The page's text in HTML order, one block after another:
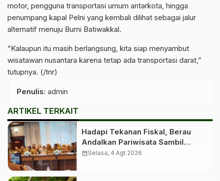
motor, pengguna transportasi umum antarkota, hingga
penumpang kapal Pelni yang kembali dilihat sebagai jalur
alternatif menuju Bumi Batiwakkal.
“Kalaupun itu masih berlangsung, kita siap menyambut
wisatawan nusantara karena tetap ada transportasi darat,”
tutupnya. (/tnr)
Penulis: admin
ARTIKEL TERKAIT
Hadapi Tekanan Fiskal, Berau
Andalkan Pariwisata Sambil
Menanti Dana Transfer Pusat
calendar_monthSelasa, 4 Agt 2026